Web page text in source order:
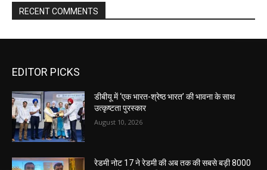
RECENT COMMENTS
EDITOR PICKS
डीबीयू में ‘एक भारत-श्रेष्ठ भारत’ की भावना के साथ
उत्कृष्टता पुरस्कार
August 10, 2026
रेडमी नोट 17 ने रेडमी की अब तक की सबसे बड़ी 8000